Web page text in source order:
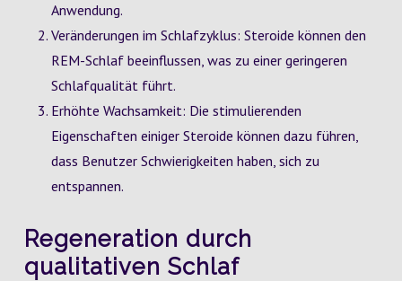
Anwendung.
Veränderungen im Schlafzyklus: Steroide können den
REM-Schlaf beeinflussen, was zu einer geringeren
Schlafqualität führt.
Erhöhte Wachsamkeit: Die stimulierenden
Eigenschaften einiger Steroide können dazu führen,
dass Benutzer Schwierigkeiten haben, sich zu
entspannen.
Regeneration durch
qualitativen Schlaf